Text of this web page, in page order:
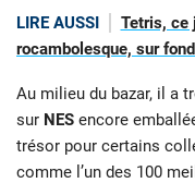
LIRE AUSSI
Tetris, ce
rocambolesque, sur
Au milieu du bazar, il a
sur NES encore
trésor pour certains
comme l’un des 100